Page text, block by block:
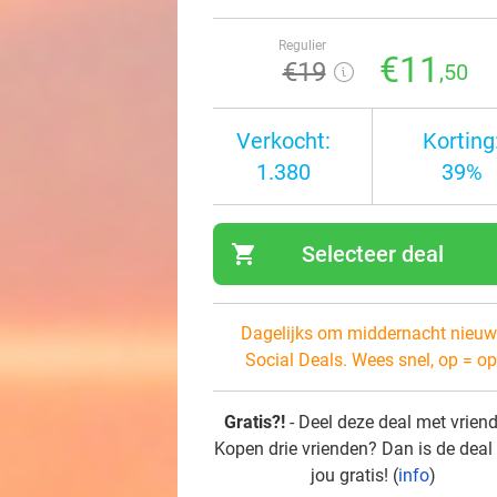
Regulier
€19 €11 ,50
Verkocht:
1.380
39%
shopping_cart Selecteer deal
Dagelijks om middernacht
Social Deals. Wees snel, op =
Gratis?! - Deel deze deal met
Kopen drie vrienden? Dan is de
jou gratis! (info)